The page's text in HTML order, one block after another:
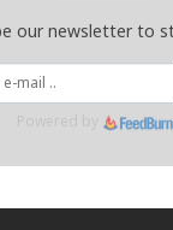
our newsletter to